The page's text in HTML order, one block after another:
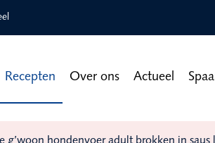
Recepten Over ons Actueel